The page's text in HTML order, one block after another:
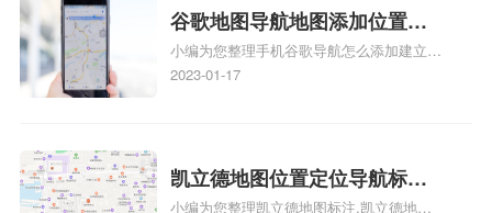
地图标注服务中心铺招牌相关地图标注知
识，详情可查看下方正文！
谷歌地图导航地图添加位置？
添加谷歌地图导航位置？
小编为您整理手机谷歌导航怎么添加建立多
人位置、如何在地图，谷歌地图添加公司位
2023-01-17
凯立德地图位置定位导航标
小编为您整理凯立德地图标注,凯立德地图